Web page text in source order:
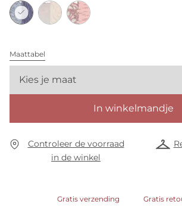
Maattabel
Kies je maat
In winkelmandje
Controleer de voorraad
in de winkel
Gratis verzending Gratis